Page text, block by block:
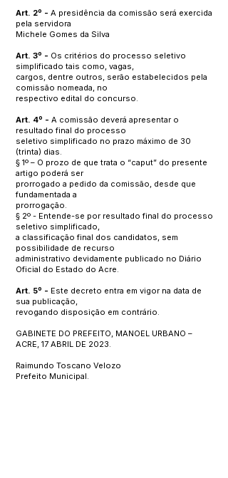
Art. 2º - A presidência da comissão será exercida
pela servidora
Michele Gomes da Silva
Art. 3º - Os critérios do processo seletivo
simplificado tais como, vagas,
cargos, dentre outros, serão estabelecidos pela
comissão nomeada, no
respectivo edital do concurso.
Art. 4º - A comissão deverá apresentar o
resultado final do processo
seletivo simplificado no prazo máximo de 30
(trinta) dias.
§ 1º – O prozo de que trata o “caput” do presente
artigo poderá ser
prorrogado a pedido da comissão, desde que
fundamentada a
prorrogação.
§ 2º - Entende-se por resultado final do processo
seletivo simplificado,
a classificação final dos candidatos, sem
possibilidade de recurso
administrativo devidamente publicado no Diário
Oficial do Estado do Acre.
Art. 5º - Este decreto entra em vigor na data de
sua publicação,
revogando disposição em contrário.
GABINETE DO PREFEITO, MANOEL URBANO –
ACRE, 17 ABRIL DE 2023.
Raimundo Toscano Velozo
Prefeito Municipal.